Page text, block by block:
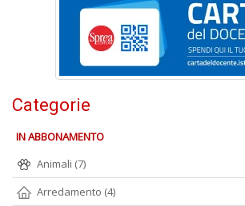
Categorie
IN ABBONAMENTO
Animali (7)
Arredamento (4)